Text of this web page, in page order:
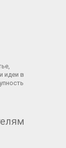
идеи в